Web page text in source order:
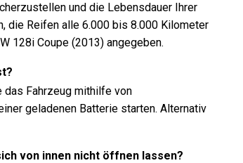
und die Lebensdauer Ihrer
die Reifen alle 6.000 bis 8.000 Kilometer
128i Coupe (2013) angegeben.
das Fahrzeug mithilfe von
geladenen Batterie starten. Alternativ
von innen nicht öffnen lassen?